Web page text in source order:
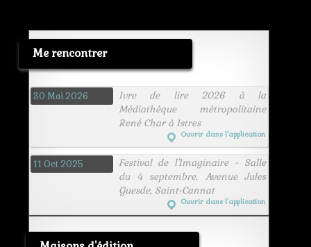
Me rencontrer
30 Mai 2026
Ivre de lire 2026 à la
Médiathèque métropolitaine
René Char à Istres
Ouvrir dans l’application
11 Oct 2025
Festival de l'Imaginaire - Salle
du 4 septembre, Avenue Jules
Guesde, Saint-Cannat
Ouvrir dans l’application